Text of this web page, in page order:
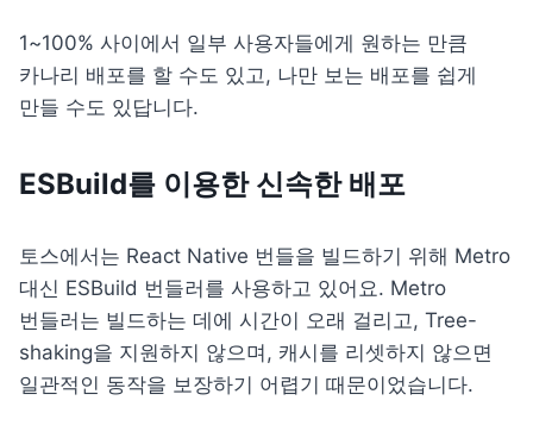
1~100% 사이에서 일부 사용자들에게 원하는 만큼
카나리 배포를 할 수도 있고, 나만 보는 배포를 쉽게
만들 수도 있답니다.
ESBuild를 이용한 신속한 배포
토스에서는 React Native 번들을 빌드하기 위해 Metro
대신 ESBuild 번들러를 사용하고 있어요. Metro
번들러는 빌드하는 데에 시간이 오래 걸리고, Tree-
shaking을 지원하지 않으며, 캐시를 리셋하지 않으면
일관적인 동작을 보장하기 어렵기 때문이었습니다.